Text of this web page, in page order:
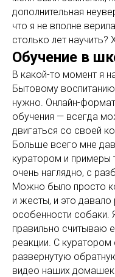
дополнительная
что я не вполне
столько лет
Обучение в
В какой-то момент я
Бытовому
нужно. Онлайн-
обучения — всегда
двигаться со своей
Больше всего мне
куратором и примеры
очень наглядно, с
Можно было просто
и жесты, и это давало
особенности собаки.
правильно считываю
реакции. С куратором
развернутую
видео наших